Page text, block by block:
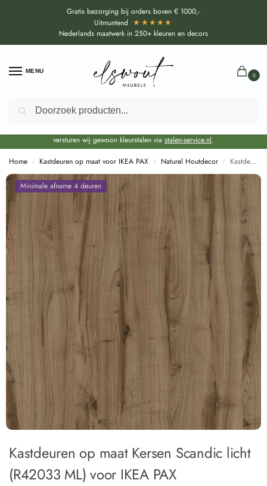
Gratis bezorging bij orders boven € 1000,-
Uitmuntend ★★★★★
Nederlands maatwerk in 250+ kleuren en decors
MENU
0
Door de bouwvakperiode geldt voor alle collecties momenteel een EXTRA
levertijd van circa 3-4 weken bovenop de reguliere levertijd.
versturen wij gewoon kleurstalen via stalen-service.nl.
Home / Kastdeuren op maat voor IKEA PAX / Naturel Houtdecor / Kastdeuren op maat Kersen Scandic licht (R42033 ML) voor IKEA PAX
Minimale afname 4 deuren
Kastdeuren op maat Kersen Scandic licht
(R42033 ML) voor IKEA PAX